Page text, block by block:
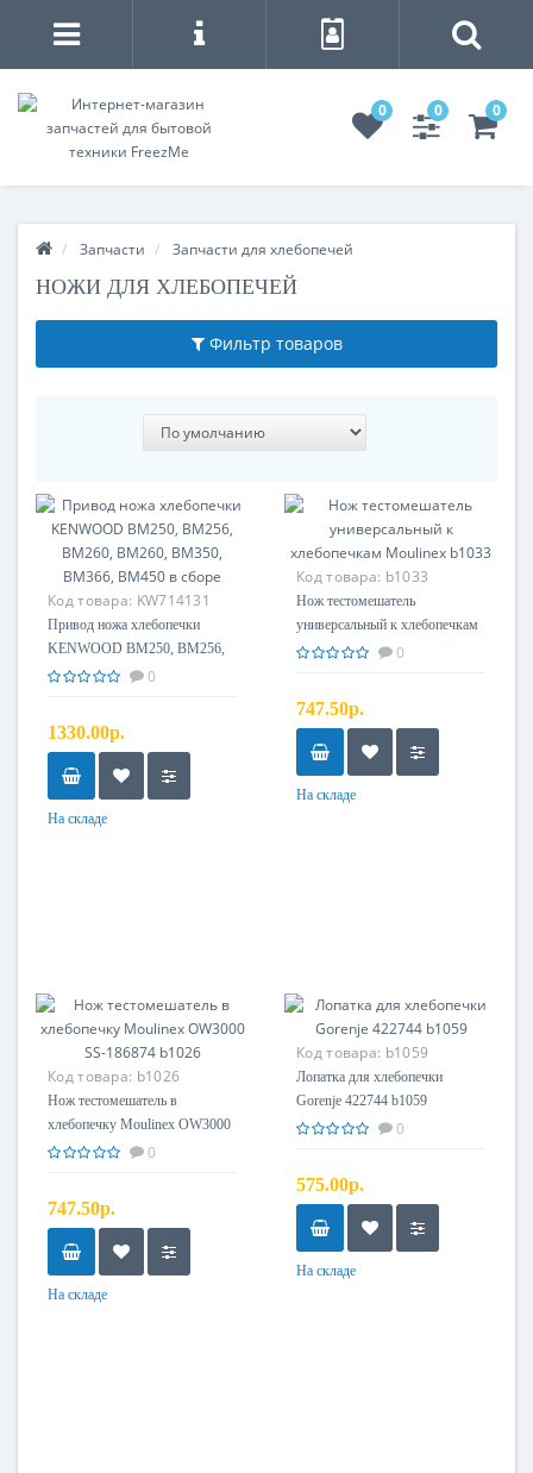
0 0 0
Запчасти Запчасти для хлебопечей
НОЖИ ДЛЯ ХЛЕБОПЕЧЕЙ
Фильтр товаров
Код товара: KW714131
Привод ножа хлебопечки
KENWOOD BM250, BM256,
BM260, BM260, BM350,
0
1330.00р.
На складе
Код товара: b1033
Нож тестомешатель
универсальный к хлебопечкам
Moulinex b10330
747.50р.
На складе
Код товара: b1026
Нож тестомешатель в
хлебопечку Moulinex OW3000
SS-186874 b10260
747.50р.
На складе
Код товара: b1059
Лопатка для хлебопечки
Gorenje 422744 b1059
0
575.00р.
На складе